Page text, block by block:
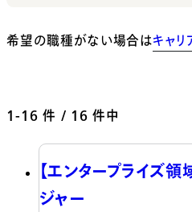
希望の職種がない場合はキャリ
1-16 件 / 16 件中
【エンタープライズ領
ジャー